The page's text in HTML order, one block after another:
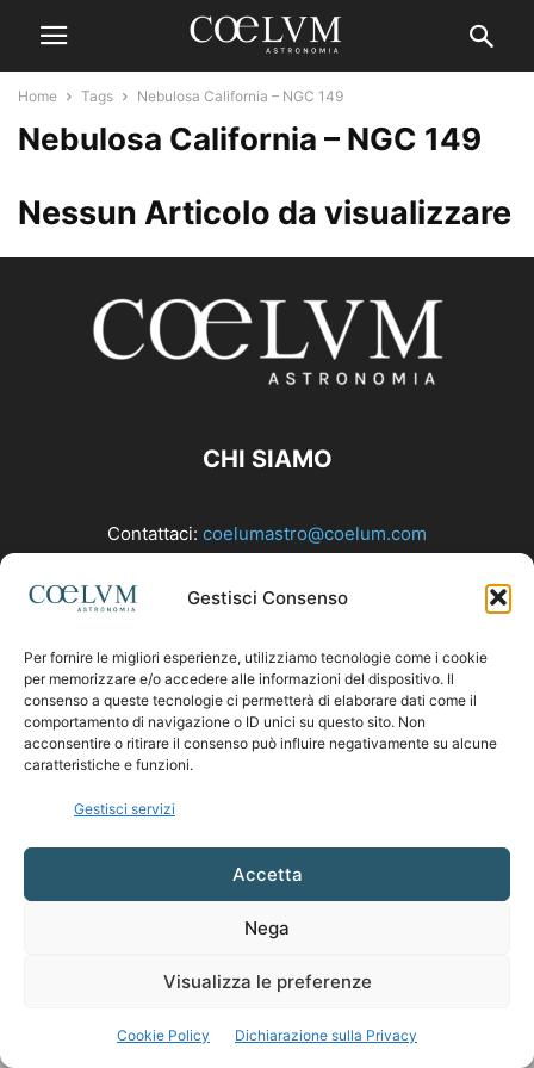
Gestisci Consenso
Per fornire le migliori esperienze, utilizziamo tecnologie come i cookie
per memorizzare e/o accedere alle informazioni del dispositivo. Il
consenso a queste tecnologie ci permetterà di elaborare dati come il
comportamento di navigazione o ID unici su questo sito. Non
acconsentire o ritirare il consenso può influire negativamente su alcune
caratteristiche e funzioni.
Gestisci servizi
Accetta
Nega
Visualizza le preferenze
Cookie Policy Dichiarazione sulla Privacy
Home Tags Nebulosa California – NGC 149
Nebulosa California – NGC 149
Nessun Articolo da visualizzare
CHI SIAMO
Contattaci: coelumastro@coelum.com
SEGUICI